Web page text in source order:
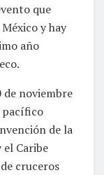
que
y hay
año
de noviembre
pacífico
de la
el Caribe
cruceros